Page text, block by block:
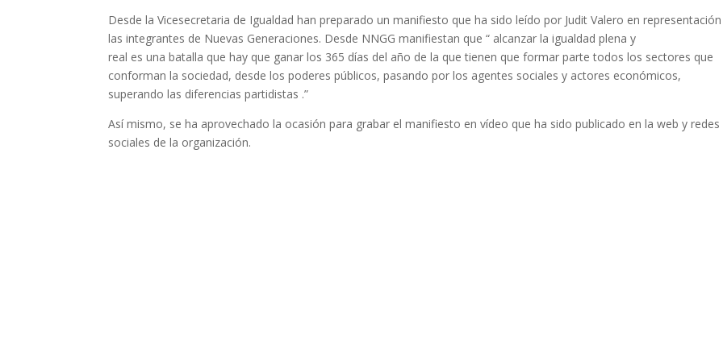
Desde la Vicesecretaria de Igualdad han preparado un manifiesto que ha sido leído por Judit Valero en
las integrantes de Nuevas Generaciones. Desde NNGG manifiestan que “ alcanzar la igualdad plena y
real es una batalla que hay que ganar los 365 días del año de la que tienen que formar parte todos los sectores que
conforman la sociedad, desde los poderes públicos, pasando por los agentes sociales y actores económicos,
superando las diferencias partidistas .”
Así mismo, se ha aprovechado la ocasión para grabar el manifiesto en vídeo que ha sido publicado en la web y redes
sociales de la organización.